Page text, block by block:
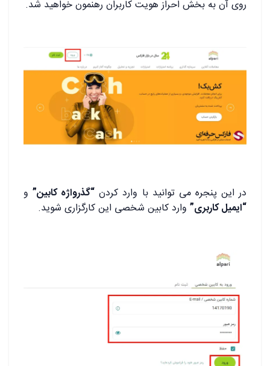
روی آن به بخش احراز هویت کاربران رهنمون خواهید شد.
در این پنجره می توانید با وارد کردن “گذرواژه کابین”و
“ایمیل کاربری” وارد کابین شخصی این کارگزاری شوید.